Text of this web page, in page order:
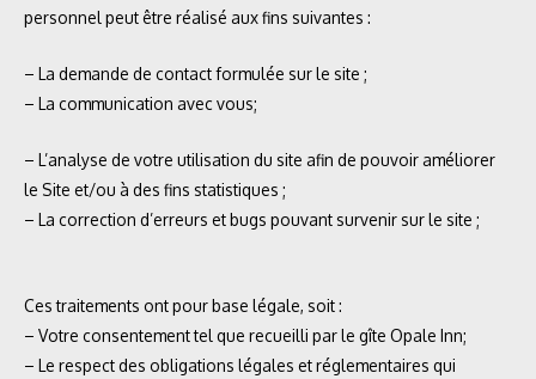
personnel peut être réalisé aux fins suivantes :
– La demande de contact formulée sur le site ;
– La communication avec vous;
– L’analyse de votre utilisation du site afin de pouvoir améliorer
le Site et/ou à des fins statistiques ;
– La correction d’erreurs et bugs pouvant survenir sur le site ;
Ces traitements ont pour base légale, soit :
– Votre consentement tel que recueilli par le gîte Opale Inn;
– Le respect des obligations légales et réglementaires qui